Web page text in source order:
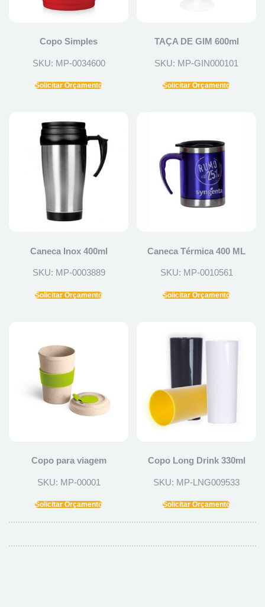
Copo Simples
SKU: MP-0034600
Solicitar Orçamento
TAÇA DE GIM 600ml
SKU: MP-GIN000101
Solicitar Orçamento
Caneca Inox 400ml
SKU: MP-0003889
Solicitar Orçamento
Caneca Térmica 400 ML
SKU: MP-0010561
Solicitar Orçamento
Copo para viagem
SKU: MP-00001
Solicitar Orçamento
Copo Long Drink 330ml
SKU: MP-LNG009533
Solicitar Orçamento